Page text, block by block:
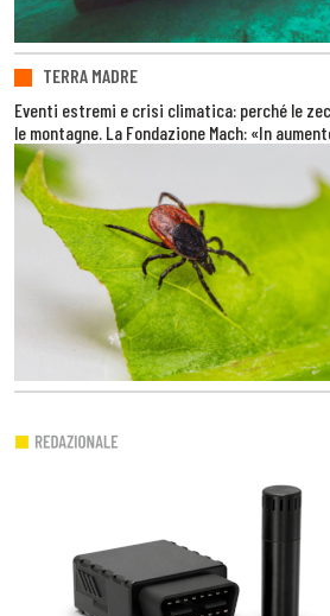
TERRA MADRE
Eventi estremi e crisi climatica: perché le
le montagne. La Fondazione Mach: «In